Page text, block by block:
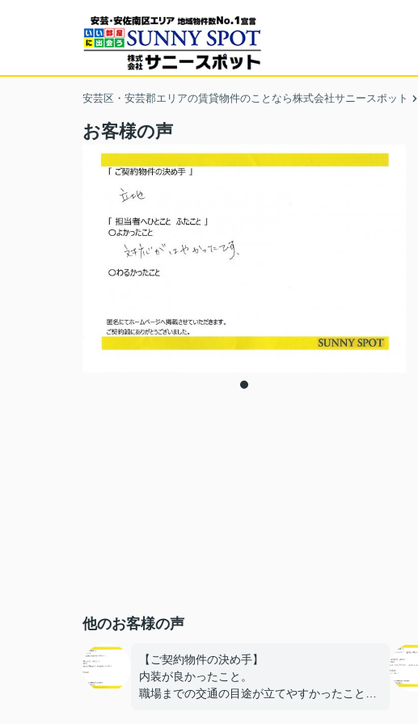
安芸区・安芸郡エリアの賃貸物件のことなら株式会社サニースポット
お客様の声
他のお客様の声
【ご契約物件の決め手】
内装が良かったこと。
職場までの交通の目途が立てやすかったこと。